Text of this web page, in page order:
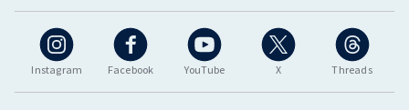
Instagram Facebook YouTube X Threads